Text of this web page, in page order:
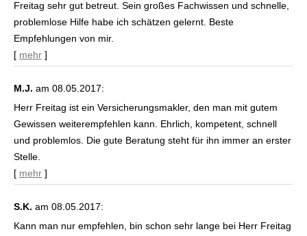
Freitag sehr gut betreut. Sein großes Fachwissen und schnelle,
problemlose Hilfe habe ich schätzen gelernt. Beste
Empfehlungen von mir.
[ mehr ]
M.J. am 08.05.2017:
Herr Freitag ist ein Ver­sicherungs­makler, den man mit gutem
Gewissen weiterempfehlen kann. Ehrlich, kompetent, schnell
und problemlos. Die gute Beratung steht für ihn immer an erster
Stelle.
[ mehr ]
S.K. am 08.05.2017:
Kann man nur empfehlen, bin schon sehr lange bei Herr Freitag